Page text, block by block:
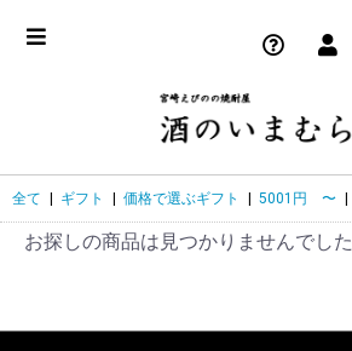
全て ギフト 価格で選ぶギフト 5001円 〜
お探しの商品は見つかりませんでした